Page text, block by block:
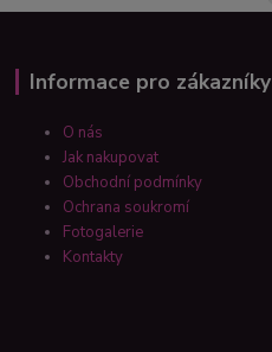
Informace pro zákazníky
O nás
Jak nakupovat
Obchodní podmínky
Ochrana soukromí
Fotogalerie
Kontakty